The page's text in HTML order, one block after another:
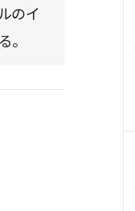
のイ
。